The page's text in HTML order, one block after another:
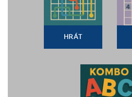
HRÁT